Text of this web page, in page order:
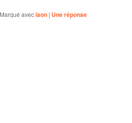
Marqué aveclaon | Uneréponse